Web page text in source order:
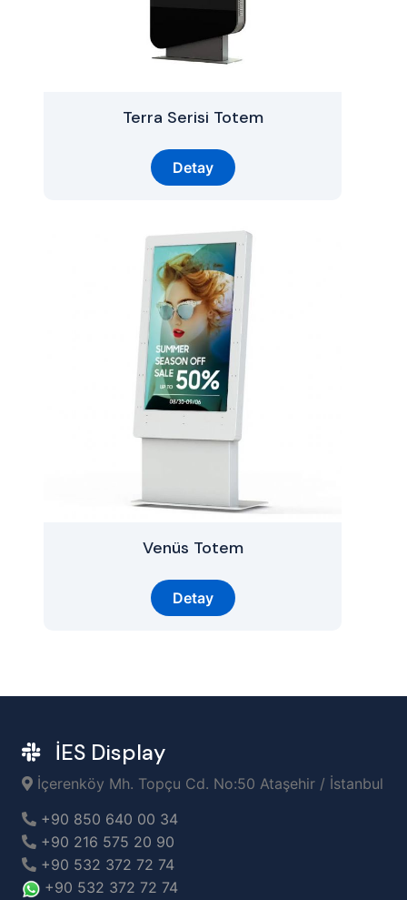
Terra Serisi Totem
Detay
Venüs Totem
Detay
İES Display
İçerenköy Mh. Topçu Cd. No:50 Ataşehir / İstanbul
+90 850 640 00 34
+90 216 575 20 90
+90 532 372 72 74
+90 532 372 72 74